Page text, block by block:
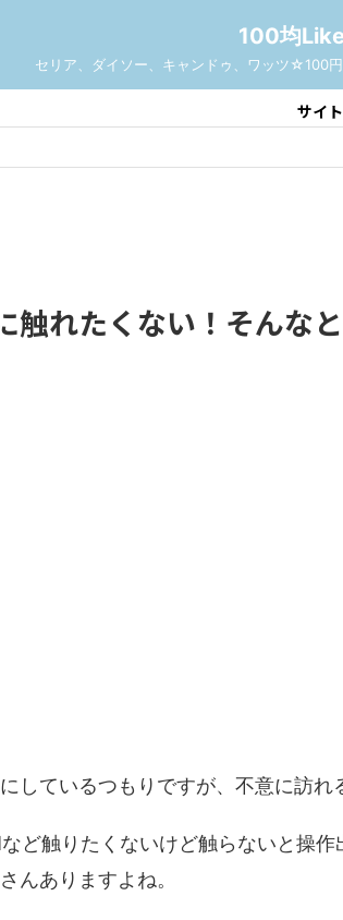
100均
セリア、ダイソー、キャンドゥ、ワッツ☆100
サイ
触れたくない！そんな
しているつもりですが、不意に訪れ
ど触りたくないけど触らないと操作
んありますよね。